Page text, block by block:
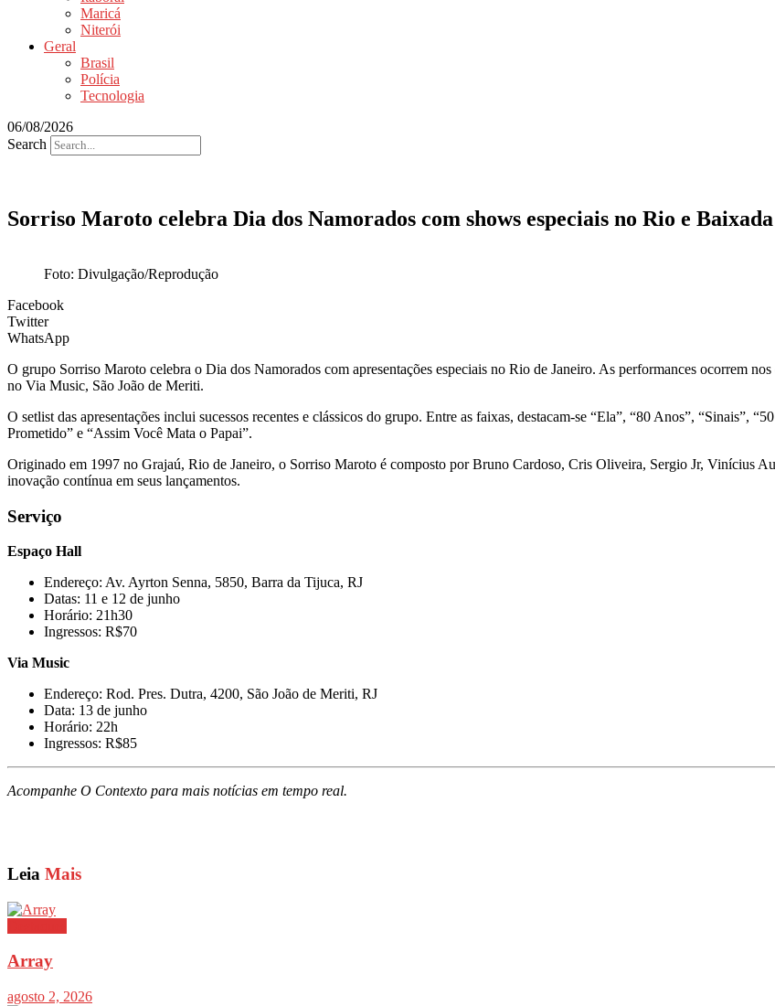
Maricá
Niterói
Geral
Brasil
Polícia
Tecnologia
06/08/2026
Search
Sorriso Maroto celebra Dia dos Namorados com shows especiais no Rio e Baixada
Foto: Divulgação/Reprodução
Facebook
Twitter
WhatsApp
O grupo Sorriso Maroto celebra o Dia dos Namorados com apresentações especiais no Rio de Janeiro. As performances ocorrem
no Via Music, São João de Meriti.
O setlist das apresentações inclui sucessos recentes e clássicos do grupo. Entre as faixas, destacam-se “Ela”, “80 Anos”, “Sinais”,
Prometido” e “Assim Você Mata o Papai”.
Originado em 1997 no Grajaú, Rio de Janeiro, o Sorriso Maroto é composto por Bruno Cardoso, Cris Oliveira, Sergio Jr, Vinícius
inovação contínua em seus lançamentos.
Serviço
Espaço Hall
Endereço: Av. Ayrton Senna, 5850, Barra da Tijuca, RJ
Datas: 11 e 12 de junho
Horário: 21h30
Ingressos: R$70
Via Music
Endereço: Rod. Pres. Dutra, 4200, São João de Meriti, RJ
Data: 13 de junho
Horário: 22h
Ingressos: R$85
Acompanhe O Contexto para mais notícias em tempo real.
Leia Mais
Array
agosto 2, 2026